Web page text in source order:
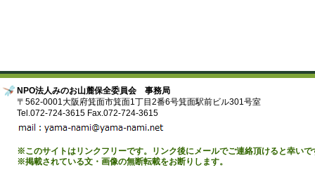
NPO法人みのお山麓保全委員会 事務局
〒562-0001大阪府箕面市箕面1丁目2番6号箕面駅前ビル301号室
Tel.072-724-3615 Fax.072-724-3615
※このサイトはリンクフリーです。リンク後にメールでご連絡頂けると幸いで
※掲載されている文・画像の無断転載をお断りします。